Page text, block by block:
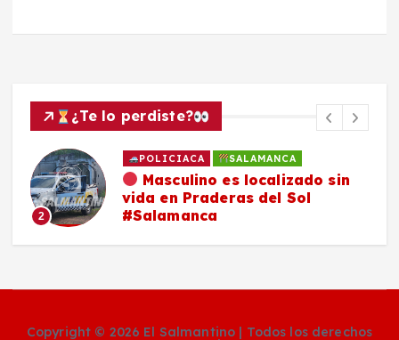
¿Te lo perdiste?
2
POLICIACA SALAMANCA
Masculino es localizado sin
vida en Praderas del Sol
#Salamanca
Copyright © 2026 El Salmantino | Todos los derechos